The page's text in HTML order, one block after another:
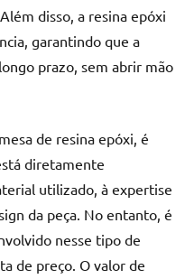
disso, a resina epóxi
garantindo que a
prazo, sem abrir mão
de resina epóxi, é
diretamente
utilizado, à expertise
da peça. No entanto, é
nesse tipo de
de preço. O valor de